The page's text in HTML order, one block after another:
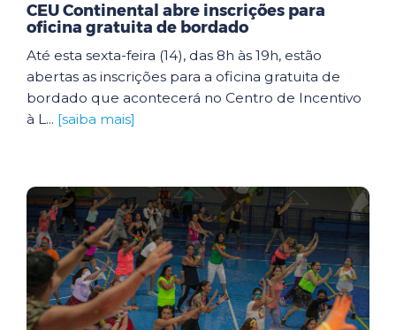
CEU Continental abre inscrições para
oficina gratuita de bordado
Até esta sexta-feira (14), das 8h às 19h, estão
abertas as inscrições para a oficina gratuita de
bordado que acontecerá no Centro de Incentivo
à L... [saiba mais]